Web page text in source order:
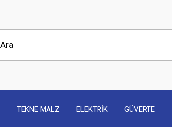
TEKNE MALZ ELEKTRİK GÜVERTE